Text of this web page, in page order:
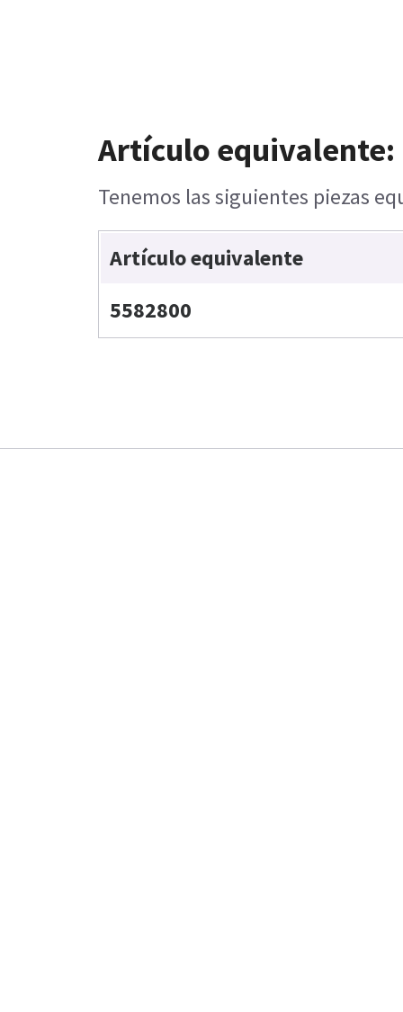
Artículo equivalente:
Tenemos las siguientes piezas
Artículo equivalente
5582800